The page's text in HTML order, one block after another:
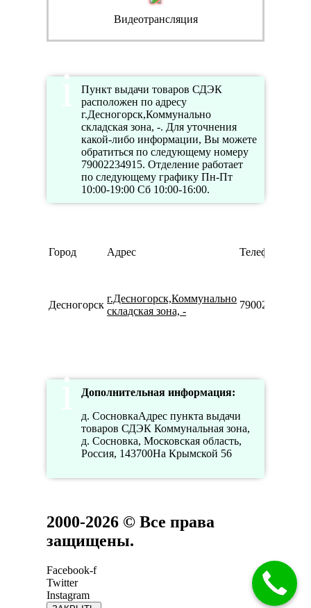
Видеотрансляция
Пункт выдачи товаров СДЭК
расположен по адресу
г.Десногорск,Коммунально
складская зона, -. Для уточнения
какой-либо информации, Вы можете
обратиться по следующему номеру
79002234915. Отделение работает
по следующему графику Пн-Пт
10:00-19:00 Сб 10:00-16:00.
Город Адрес Телефон
Десногорск
г.Десногорск,Коммунально
складская зона, -
79002234915
Дополнительная информация:
д. СосновкаАдрес пункта выдачи
товаров СДЭК Коммунальная зона,
д. Сосновка, Московская область,
Россия, 143700На Крымской 56
2000-2026 © Все права
защищены.
Facebook-f
Twitter
Instagram